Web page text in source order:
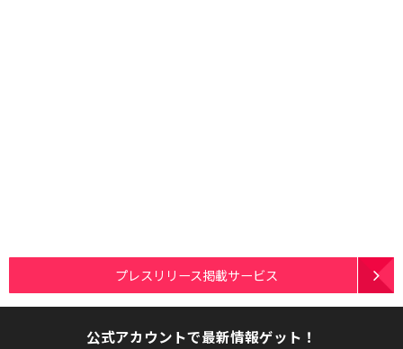
プレスリリース掲載サービス
公式アカウントで最新情報ゲット！